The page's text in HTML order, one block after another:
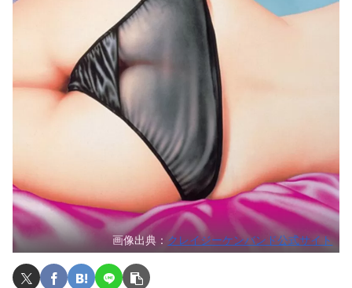
画像出典： クレイジーケンバンド公式サイト